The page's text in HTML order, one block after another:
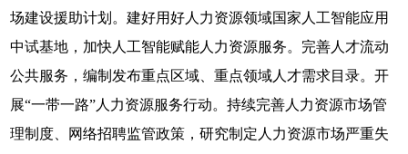
场建设援助计划。建好用好人力资源领域国家人工智能应用
中试基地，加快人工智能赋能人力资源服务。完善人才流动
公共服务，编制发布重点区域、重点领域人才需求目录。开
展“一带一路”人力资源服务行动。持续完善人力资源市场管
理制度、网络招聘监管政策，研究制定人力资源市场严重失